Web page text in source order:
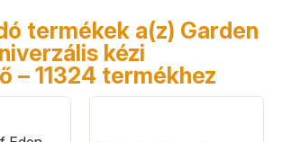
termékek a(z) Garden
kézi
– 11324 termékhez